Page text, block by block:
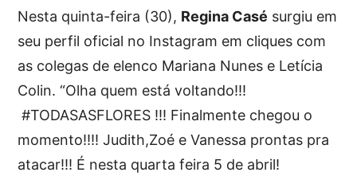
Nesta quinta-feira (30), Regina Casé surgiu em
seu perfil oficial no Instagram em cliques com
as colegas de elenco Mariana Nunes e Letícia
Colin. “Olha quem está voltando!!!
#TODASASFLORES !!! Finalmente chegou o
momento!!!! Judith,Zoé e Vanessa prontas pra
atacar!!! É nesta quarta feira 5 de abril!